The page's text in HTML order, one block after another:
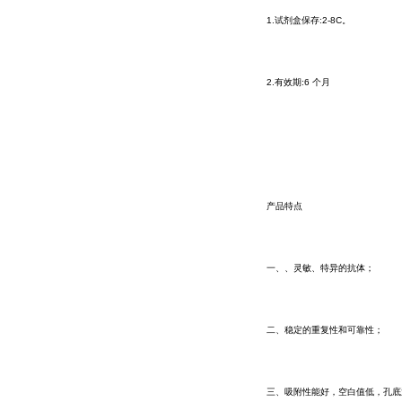
1.试剂盒保存:2-8C。
2.有效期:6 个月
产品特点
一、、灵敏、特异的抗体；
二、稳定的重复性和可靠性；
三、吸附性能好，空白值低，孔